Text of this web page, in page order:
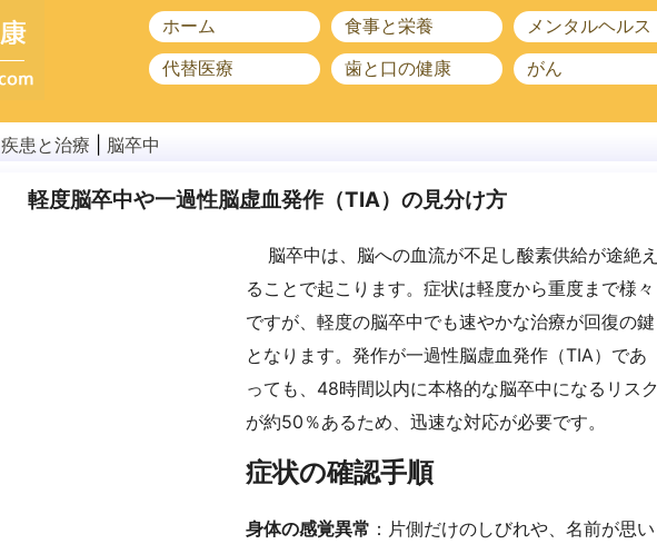
ホーム 食事と栄養 メンタルヘルス
代替医療
歯と口の健康 がん
疾患と治療 脳卒中
軽度脳卒中や一過性脳虚血発作（TIA）の見分け方
脳卒中は、脳への血流が不足し酸素供給が途絶え
ることで起こります。症状は軽度から重度まで様々
ですが、軽度の脳卒中でも速やかな治療が回復の鍵
となります。発作が一過性脳虚血発作（TIA）であ
っても、48時間以内に本格的な脳卒中になるリスク
が約50％あるため、迅速な対応が必要です。
症状の確認手順
身体の感覚異常 ：片側だけのしびれや、名前が思い